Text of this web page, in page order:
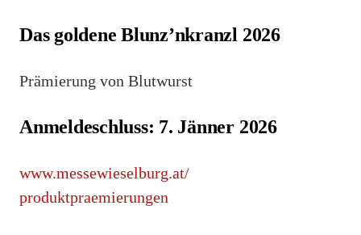
Das goldene Blunz’nkranzl 2026
Prämierung von Blutwurst
Anmeldeschluss: 7. Jänner 2026
www.messewieselburg.at/
produktpraemierungen